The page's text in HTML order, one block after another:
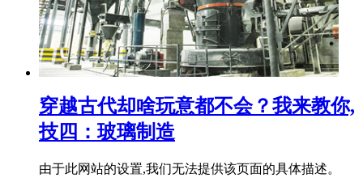
穿越古代却啥玩意都不会？我来教你,
技四：玻璃制造
由于此网站的设置,我们无法提供该页面的具体描述。